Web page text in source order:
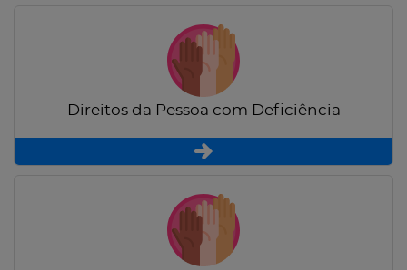
Direitos da Pessoa com Deficiência